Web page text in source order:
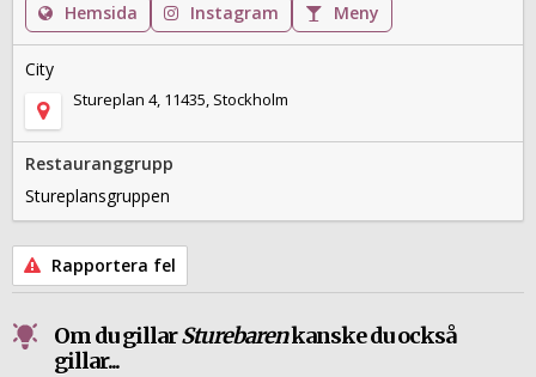
Hemsida Instagram Meny
City
Stureplan 4, 11435, Stockholm
Restauranggrupp
Stureplansgruppen
Rapportera fel
Om du gillarSturebarenkanske du också
gillar...